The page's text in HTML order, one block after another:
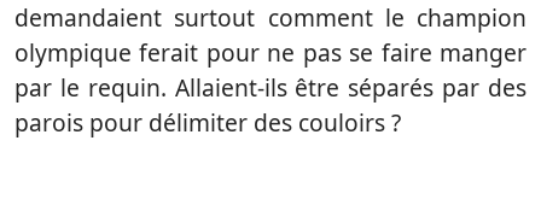
demandaient surtout comment le champion
olympique ferait pour ne pas se faire manger
par le requin. Allaient-ils être séparés par des
parois pour délimiter des couloirs ?